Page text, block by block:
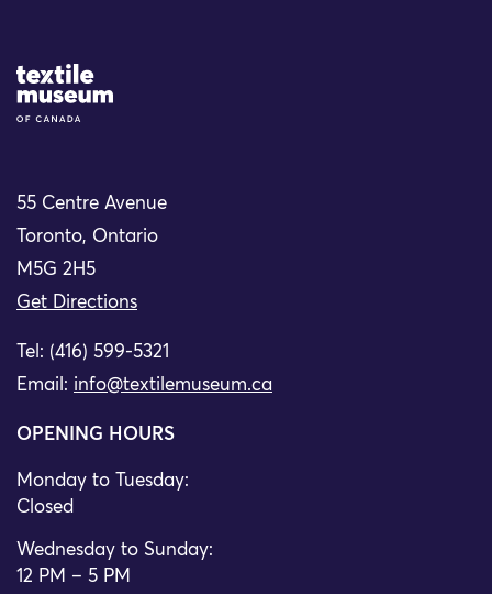
Site Logo
55 Centre Avenue
Toronto, Ontario
M5G 2H5
Get Directions
Tel: (416) 599-5321
Email: info@textilemuseum.ca
OPENING HOURS
Monday to Tuesday:
Closed
Wednesday to Sunday:
12 PM – 5 PM